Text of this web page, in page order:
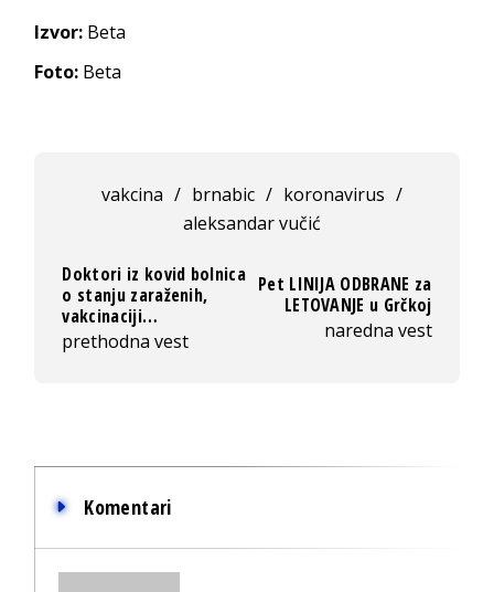
Izvor: Beta
Foto: Beta
vakcina / brnabic / koronavirus /
aleksandar vučić
Doktori iz kovid bolnica
o stanju zaraženih,
vakcinaciji…
prethodna vest
Pet LINIJA ODBRANE za
LETOVANJE u Grčkoj
naredna vest
Komentari